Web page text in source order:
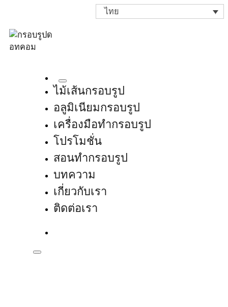
ไทย
ไม้เส้นกรอบรูป
อลูมิเนียมกรอบรูป
เครื่องมือทำกรอบรูป
โปรโมชั่น
สอนทำกรอบรูป
บทความ
เกี่ยวกับเรา
ติดต่อเรา